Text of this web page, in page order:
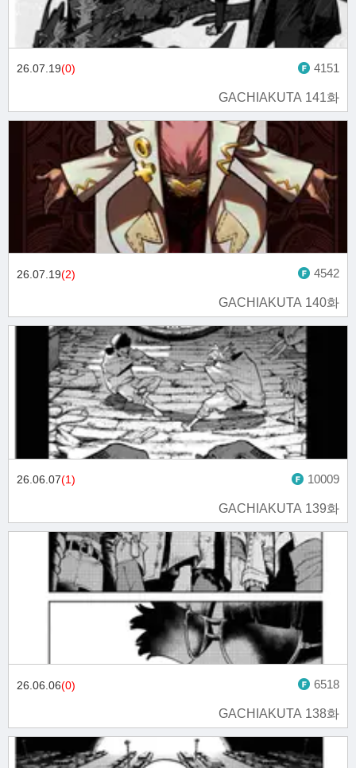
GACHIAKUTA 141화
26.07.19(0) 4151
GACHIAKUTA 140화
26.07.19(2) 4542
GACHIAKUTA 139화
26.06.07(1) 10009
GACHIAKUTA 138화
26.06.06(0) 6518